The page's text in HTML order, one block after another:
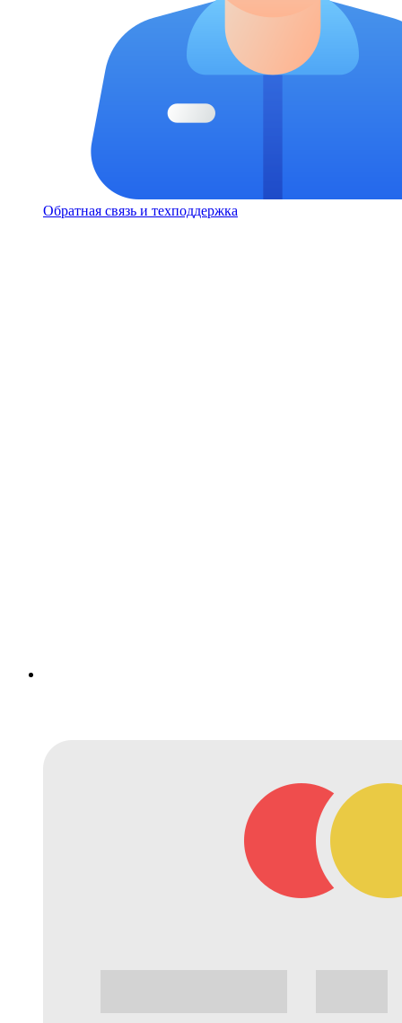
Обратная связь и техподдержка